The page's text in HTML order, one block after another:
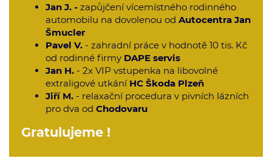
Jan J. - zapůjčení vícemístného rodinného
automobilu na dovolenou od Autocentra Jan
Šmucler
Pavel V. - zahradní práce v hodnotě 10 tis. Kč
od rodinné firmy DAPE servis
Jan H. - 2x VIP vstupenka na libovolné
extraligové utkání HC Škoda Plzeň
Jiří M. - relaxační procedura v pivních lázních
pro dva od Chodovaru
Gratulujeme !